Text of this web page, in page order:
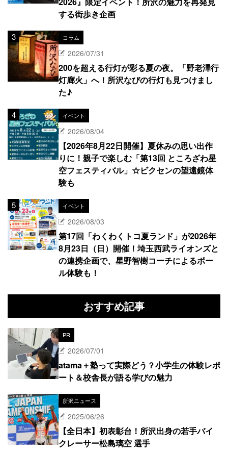
する街歩き企画
コラム
2026/07/31
200を超える行灯が彩る夏の夜。「野老澤行
灯廊火」へ！所沢なびの行灯も見つけまし
た♪
イベント
2026/08/04
【2026年8月22日開催】夏休みの思い出作
りに！親子で楽しむ「第13回 ところざわ星
空フェスティバル」☆ビクセンの望遠鏡体
験も
イベント
2026/08/03
第17回「わくわくトコ夏ランド」が2026年
8月23日（日）開催！埼玉西武ライオンズと
の連携企画で、星野智樹コーチによるボー
ル体験も！
おすすめ記事
PR
2026/07/01
atama＋塾って実際どう？小学生の体験レポ
ート＆校舎長が語る学びの魅力
所沢ニュース
2025/06/26
【全日本】初表彰台！所沢出身の若手バイ
クレーサー松島璃空 選手